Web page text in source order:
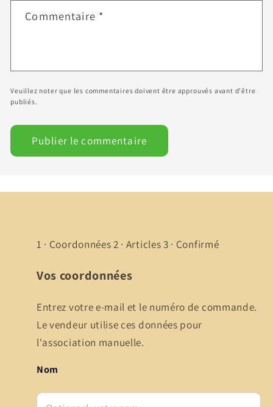
Commentaire *
Veuillez noter que les commentaires doivent être approuvés avant d'être
publiés.